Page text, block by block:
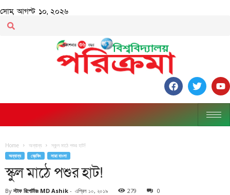
সোম, আগস্ট ১০, ২০২৬
Home অন্যান্য স্কুল মাঠে পশুর হাট!
অন্যান্য ব্রেকিং সারা বাংলা
স্কুল মাঠে পশুর হাট!
By স্টাফ রিপোর্টারঃ MD Ashik - এপ্রিল ১০, ২০১৯ 279 0